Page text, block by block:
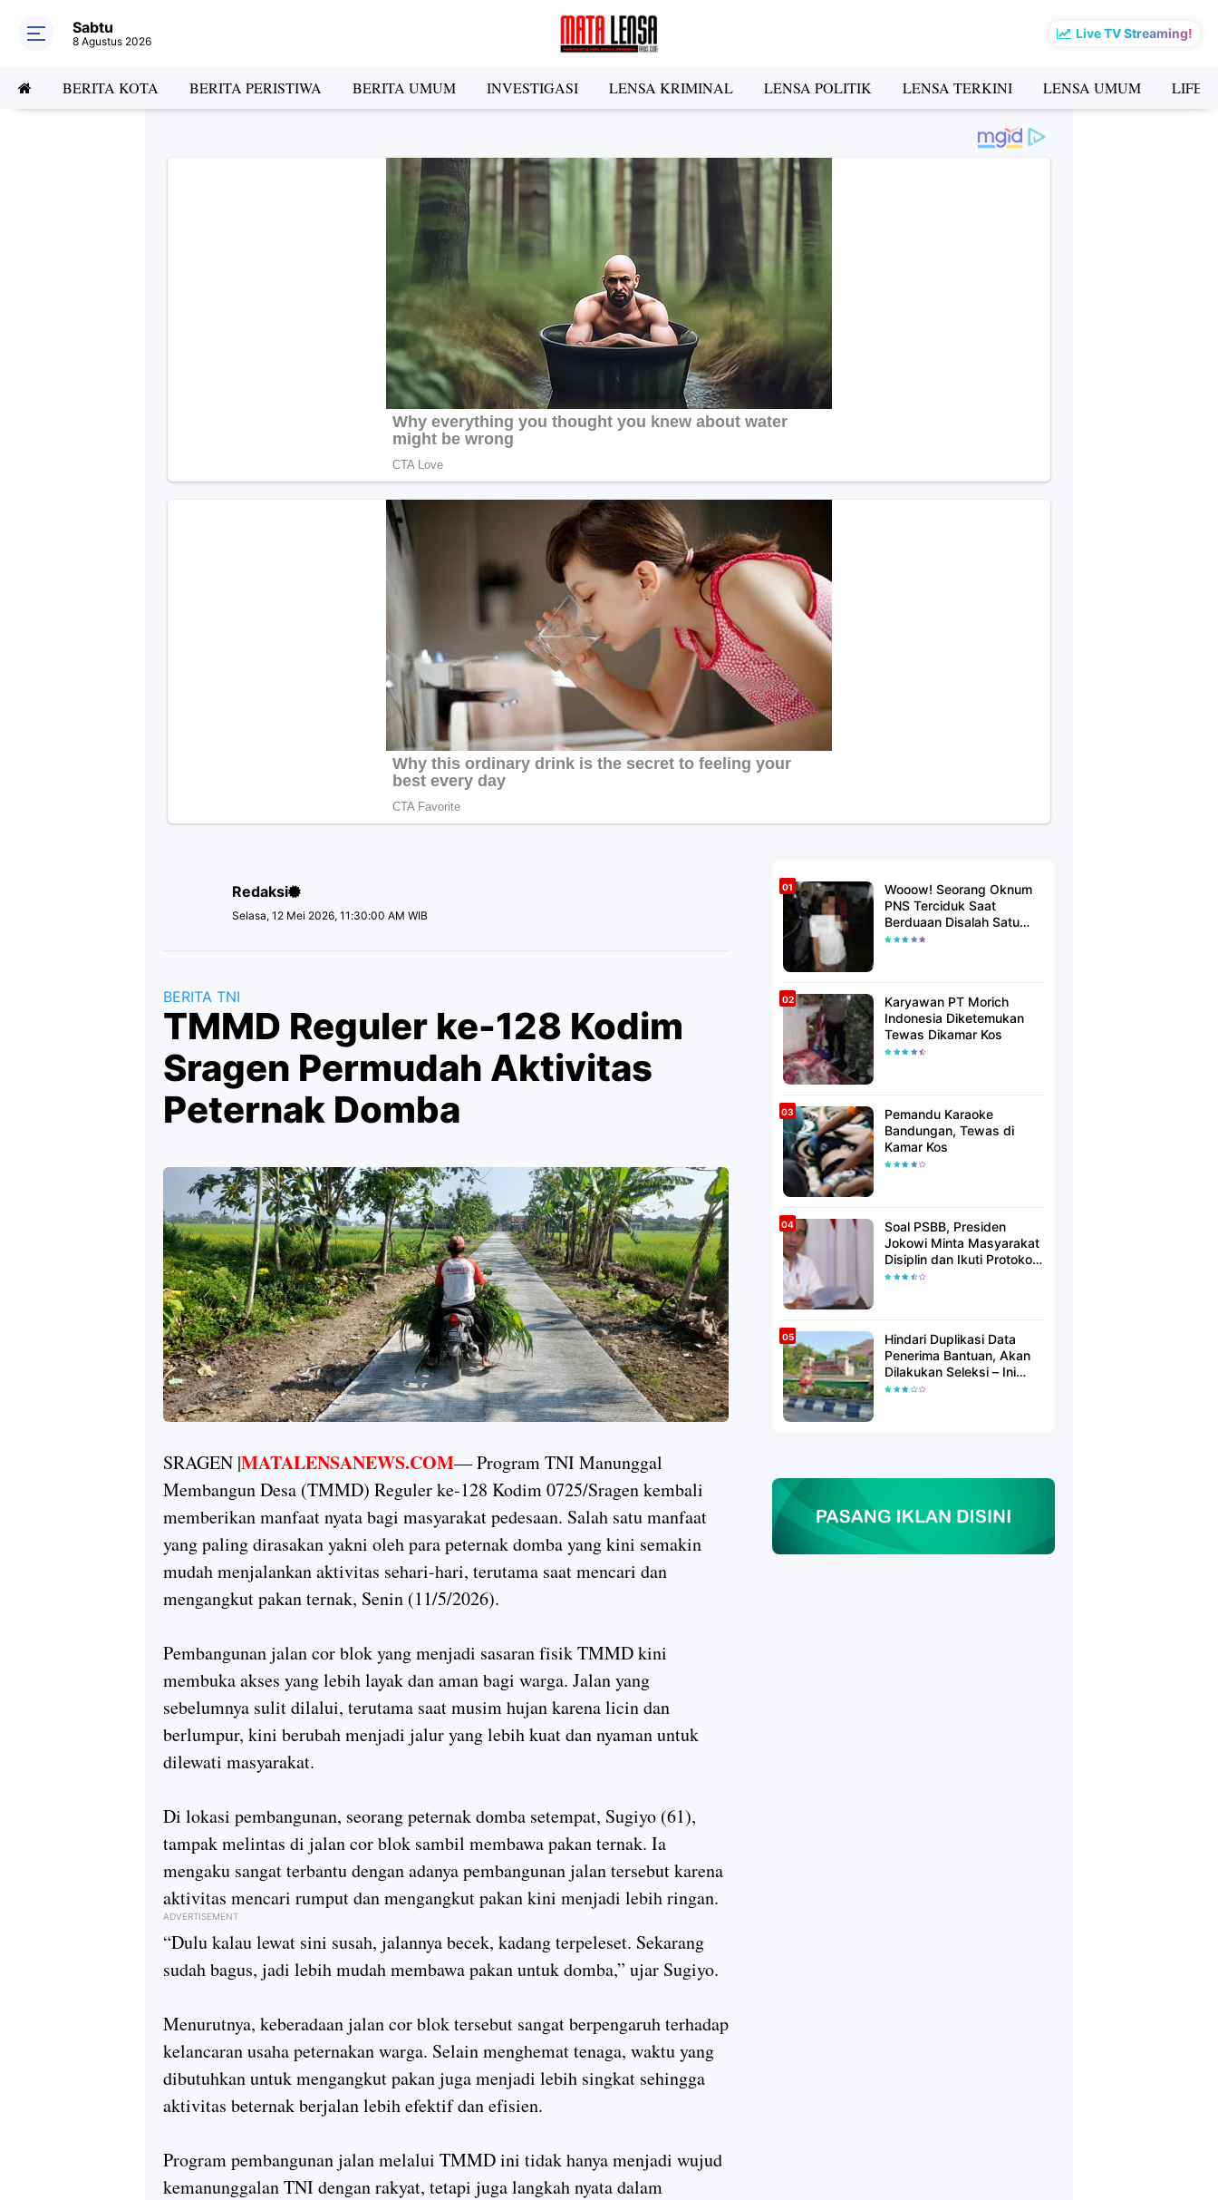
Live TV Streaming!
Sabtu
8 Agustus 2026
BERITA KOTA BERITA PERISTIWA BERITA UMUM INVESTIGASI LENSA KRIMINAL LENSA POLITIK LENSA TERKINI LENSA UMUM
Redaksi
Selasa, 12 Mei 2026, 11:30:00 AM WIB
BERITA TNI
TMMD Reguler ke-128 Kodim
Sragen Permudah Aktivitas
Peternak Domba
SRAGEN |MATALENSANEWS.COM— Program TNI Manunggal
Membangun Desa (TMMD) Reguler ke-128 Kodim 0725/Sragen kembali
memberikan manfaat nyata bagi masyarakat pedesaan. Salah satu manfaat
yang paling dirasakan yakni oleh para peternak domba yang kini semakin
mudah menjalankan aktivitas sehari-hari, terutama saat mencari dan
mengangkut pakan ternak, Senin (11/5/2026).
Pembangunan jalan cor blok yang menjadi sasaran fisik TMMD kini
membuka akses yang lebih layak dan aman bagi warga. Jalan yang
sebelumnya sulit dilalui, terutama saat musim hujan karena licin dan
berlumpur, kini berubah menjadi jalur yang lebih kuat dan nyaman untuk
dilewati masyarakat.
Di lokasi pembangunan, seorang peternak domba setempat, Sugiyo (61),
tampak melintas di jalan cor blok sambil membawa pakan ternak. Ia
mengaku sangat terbantu dengan adanya pembangunan jalan tersebut karena
aktivitas mencari rumput dan mengangkut pakan kini menjadi lebih ringan.
ADVERTISEMENT
“Dulu kalau lewat sini susah, jalannya becek, kadang terpeleset. Sekarang
sudah bagus, jadi lebih mudah membawa pakan untuk domba,” ujar Sugiyo.
Menurutnya, keberadaan jalan cor blok tersebut sangat berpengaruh terhadap
kelancaran usaha peternakan warga. Selain menghemat tenaga, waktu yang
dibutuhkan untuk mengangkut pakan juga menjadi lebih singkat sehingga
aktivitas beternak berjalan lebih efektif dan efisien.
Program pembangunan jalan melalui TMMD ini tidak hanya menjadi wujud
kemanunggalan TNI dengan rakyat, tetapi juga langkah nyata dalam
Wooow! Seorang Oknum
PNS Terciduk Saat
Berduaan Disalah Satu
Kamar Hotel Salatiga
Karyawan PT Morich
Indonesia Diketemukan
Tewas Dikamar Kos
Pemandu Karaoke
Bandungan, Tewas di
Kamar Kos
Soal PSBB, Presiden
Jokowi Minta Masyarakat
Disiplin dan Ikuti Protokol
Kesehatan
Hindari Duplikasi Data
Penerima Bantuan, Akan
Dilakukan Seleksi – Ini
Penjelasanya